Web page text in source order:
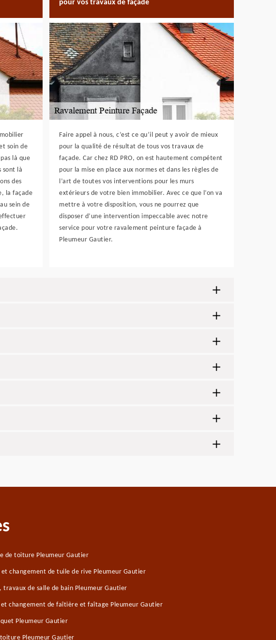
soin de
là que
sont là
des
la façade
sein de
pour vos travaux de façade
Faire appel à nous, c’est ce qu’il peut y avoir de mieux
pour la qualité de résultat de tous vos travaux de
façade. Car chez RD PRO, on est hautement compétent
pour la mise en place aux normes et dans les règles de
l’art de toutes vos interventions pour les murs
extérieurs de votre bien immobilier. Avec ce que l’on va
mettre à votre disposition, vous ne pourrez que
disposer d’une intervention impeccable avec notre
service pour votre ravalement peinture façade à
Pleumeur Gautier.
de toiture Pleumeur Gautier
et changement de tuile de rive Pleumeur Gautier
travaux de salle de bain Pleumeur Gautier
changement de faîtière et faîtage Pleumeur Gautier
Pleumeur Gautier
Pleumeur Gautier